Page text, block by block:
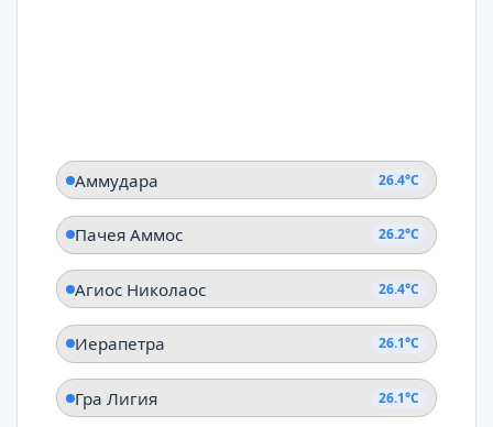
Аммудара 26.4°C
Пачея Аммос 26.2°C
Агиос Николаос 26.4°C
Иерапетра 26.1°C
Гра Лигия 26.1°C